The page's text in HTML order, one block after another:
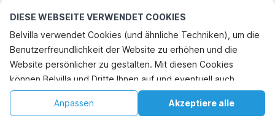
DIESE WEBSEITE VERWENDET COOKIES
Belvilla verwendet Cookies (und ähnliche Techniken), um die
Benutzerfreundlichkeit der Website zu erhöhen und die
Website persönlicher zu gestalten. Mit diesen Cookies
können Belvilla und Dritte Ihnen auf und eventuell auch
außerhalb unserer Website folgen, um Werbung Ihren
Interessen anzupassen und das Teilen von Informationen über
Akzeptiere alle
Anpassen
Beliebteste Reiseziele für Urlaub
Top-Städte mit Top-Annehmlichkeiten für den Urlaub
Kinderfreundliche Ferienunterkünfte illora
Urlaub mit Hund - Haustierfreundliche Ferienunterkünfte anciles
Urlaub mit Hund - Haustierfreundliche Ferienunterkünfte benasque
Beliebte Ausstattungen für Urlaub in Benasque
Urlaub mit Hund - Haustierfreundliche Ferienunterkünfte
Beliebte Städte für den Urlaub in Aragon
Telefonisch buchen
Startseite Wunschliste Buchungen Konto